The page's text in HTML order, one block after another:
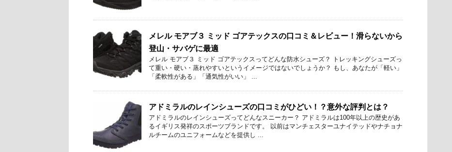
メレル モアブ３ ミッド ゴアテックスの口コミ＆レビュー！滑らないから
登山・サバゲに最適
メレル モアブ３ ミッド ゴアテックスってどんな防水シューズ？ トレッキングシューズっ
て重い・硬い・蒸れやすいというイメージではないでしょうか？ もし、あなたが「軽い」
「柔軟性がある」「通気性がいい」 ...
アドミラルのレインシューズの口コミがひどい！？意外な評判とは？
アドミラルのレインシューズってどんなスニーカー？ アドミラルは100年以上の歴史があ
るイギリス発祥のスポーツブランドです。 以前はマンチェスターユナイテッドやナチョナ
ルチームのユニフォームなどを提供し ...